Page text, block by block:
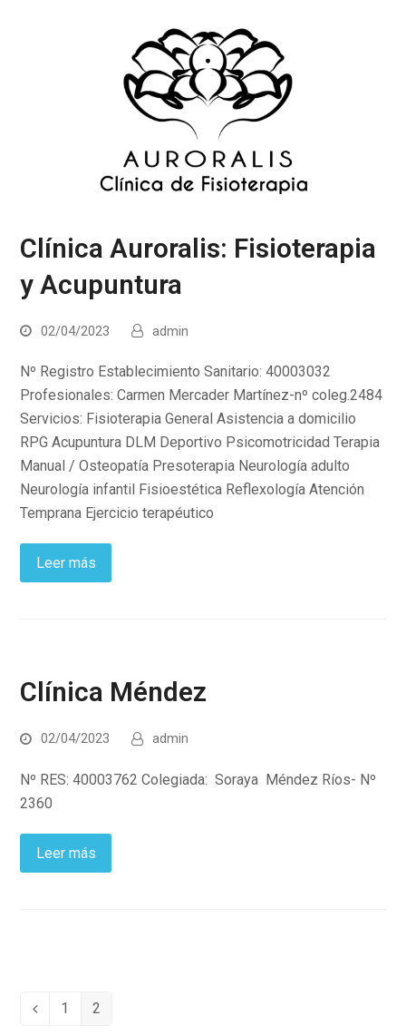
Clínica Auroralis: Fisioterapia
y Acupuntura
02/04/2023 admin
Nº Registro Establecimiento Sanitario: 40003032
Profesionales: Carmen Mercader Martínez-nº coleg.2484
Servicios: Fisioterapia General Asistencia a domicilio
RPG Acupuntura DLM Deportivo Psicomotricidad Terapia
Manual / Osteopatía Presoterapia Neurología adulto
Neurología infantil Fisioestética Reflexología Atención
Temprana Ejercicio terapéutico
Leer más
Clínica Méndez
02/04/2023 admin
Nº RES: 40003762 Colegiada: Soraya Méndez Ríos- Nº
2360
Leer más
AnteriorPage
1 Page
2